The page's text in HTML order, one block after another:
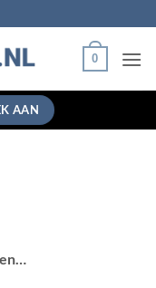
0
AAN